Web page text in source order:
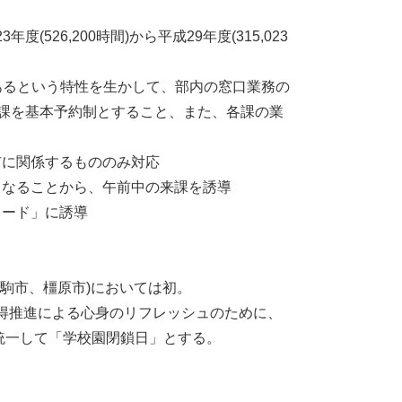
年度(526,200時間)から平成29年度(315,023
という特性を生かして、部内の窓口業務の
を基本予約制とすること、また、各課の業
関係するもののみ対応
ることから、午前中の来課を誘導
ド」に誘導
市、橿原市)においては初。
進による心身のリフレッシュのために、
して「学校園閉鎖日」とする。